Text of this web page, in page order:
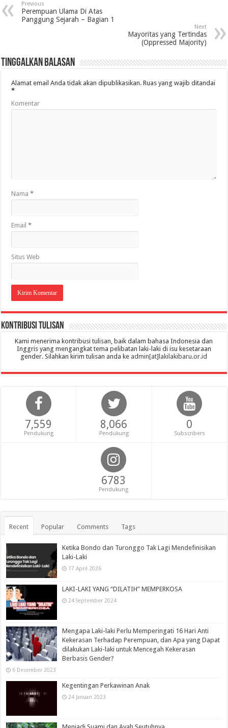
Previous
Perempuan Ulama Di Atas
Panggung Sejarah – Bagian 1
Next
Mayoritas yang Tertindas
(Oppressed Majority)
Tinggalkan Balasan
Alamat email Anda tidak akan dipublikasikan. Ruas yang wajib ditandai
*
Komentar
Nama*
Email*
Situs Web
Kontribusi Tulisan
Kami menerima kontribusi tulisan, baik dalam bahasa Indonesia dan
Inggris yang mengangkat tema pelibatan laki-laki di isu kesetaraan
gender. Silahkan kirim tulisan anda ke admin[at]lakilakibaru.or.id
7,559
Pendukung
8,066
Pendukung
0
Subscribers
6783
Pendukung
Recent Popular Comments Tags
Ketika Bondo dan Turonggo Tak Lagi Mendefinisikan
Laki-Laki
17 April 2026
LAKI-LAKI YANG “DILATIH” MEMPERKOSA
24 September 2024
Mengapa Laki-laki Perlu Memperingati 16 Hari Anti
Kekerasan Terhadap Perempuan, dan Apa yang Dapat
dilakukan Laki-laki untuk Mencegah Kekerasan
Berbasis Gender?
6 Desember 2023
Kegentingan Perkawinan Anak
24 Januari 2023